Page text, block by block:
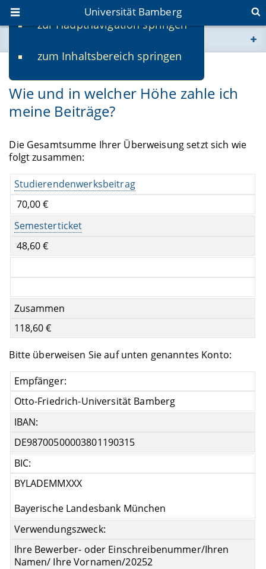
zur Hauptnavigation springen
zum Inhaltsbereich springen
Universität Bamberg
www.uni-bamberg.de
univis.uni-bamberg.de
Wie und in welcher Höhe zahle ich
meine Beiträge?
Die Gesamtsumme Ihrer Überweisung setzt sich wie
folgt zusammen:
Studierendenwerksbeitrag
70,00 €
Semesterticket
48,60 €
Zusammen
118,60 €
Bitte überweisen Sie auf unten genanntes Konto:
Empfänger:
Otto-Friedrich-Universität Bamberg
IBAN:
DE98700500003801190315
BIC:
BYLADEMMXXX
Bayerische Landesbank München
Verwendungszweck:
Ihre Bewerber- oder Einschreibenummer/Ihren
Namen/ Ihre Vornamen/20252